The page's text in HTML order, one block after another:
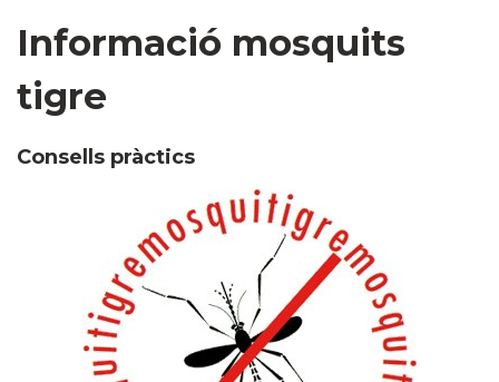
Informació mosquits
tigre
Consells pràctics